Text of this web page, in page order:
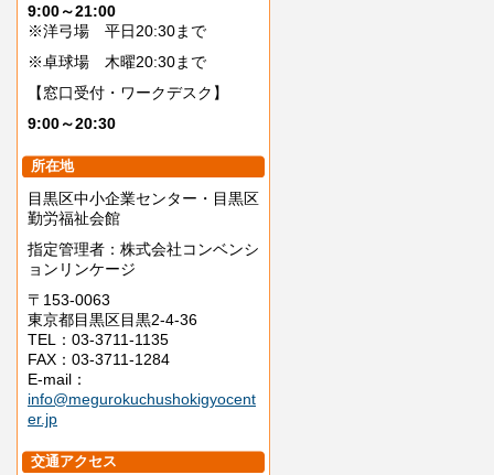
9:00～21:00
※洋弓場 平日20:30まで
※卓球場 木曜20:30まで
【窓口受付・ワークデスク】
9:00～20:30
所在地
目黒区中小企業センター・目黒区
勤労福祉会館
指定管理者：株式会社コンベンシ
ョンリンケージ
〒153-0063
東京都目黒区目黒2-4-36
TEL：03-3711-1135
FAX：03-3711-1284
E-mail：
info@megurokuchushokigyocent
er.jp
交通アクセス